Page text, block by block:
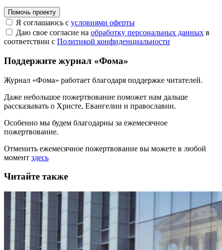
Помочь проекту
Я соглашаюсь с условиями оферты
Даю свое согласие на обработку персональных данных в
соответствии с Политикой конфиденциальности
Поддержите журнал «Фома»
Журнал «Фома» работает благодаря поддержке читателей.
Даже небольшое пожертвование поможет нам дальше
рассказывать о Христе, Евангелии и православии.
Особенно мы будем благодарны за ежемесячное
пожертвование.
Отменить ежемесячное пожертвование вы можете в любой
момент здесь
Читайте также